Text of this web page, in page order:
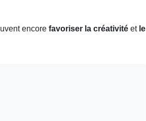
encore favoriser la créativité et le